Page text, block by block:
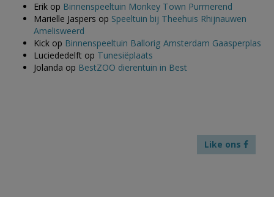
Erik op Binnenspeeltuin Monkey Town Purmerend
Marielle Jaspers op Speeltuin bij Theehuis Rhijnauwen
Amelisweerd
Kick op Binnenspeeltuin Ballorig Amsterdam Gaasperplas
Luciededelft op Tunesiëplaats
Jolanda op BestZOO dierentuin in Best
Like ons